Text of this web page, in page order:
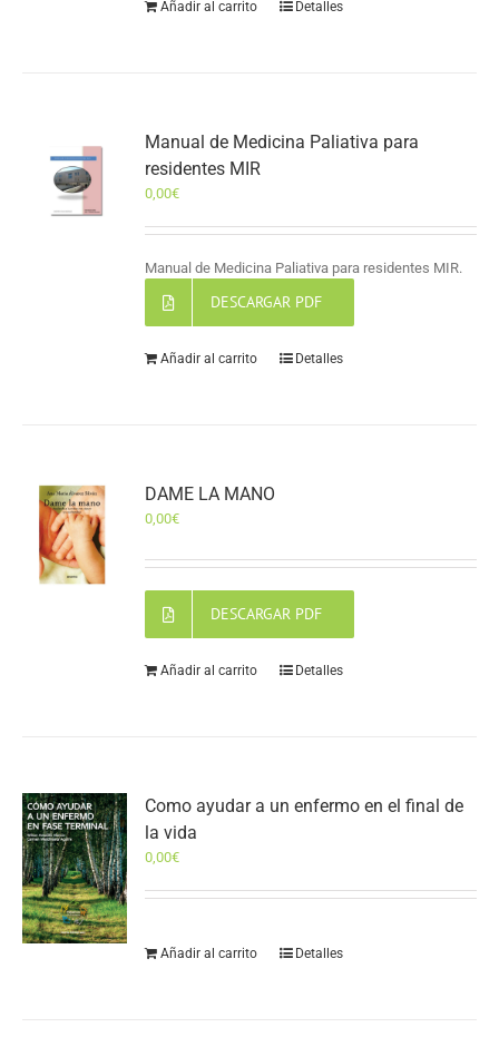
Añadir al carrito Detalles
Manual de Medicina Paliativa para
residentes MIR
0,00€
Manual de Medicina Paliativa para residentes MIR.
DESCARGAR PDF
Añadir al carrito Detalles
DAME LA MANO
0,00€
DESCARGAR PDF
Añadir al carrito Detalles
Como ayudar a un enfermo en el final de
la vida
0,00€
Añadir al carrito Detalles